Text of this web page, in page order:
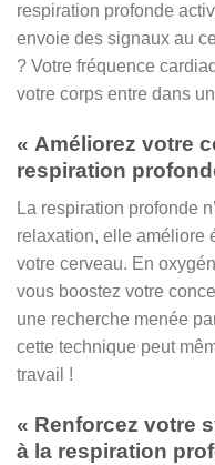
respiration profonde
envoie des signaux au
? Votre fréquence
votre corps entre dans
« Améliorez votre
respiration
La respiration profonde
relaxation, elle améliore
votre cerveau. En
vous boostez votre
une recherche menée
cette technique peut
travail !
« Renforcez votre
à la respiration